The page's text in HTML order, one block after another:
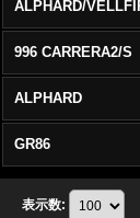
ALPHARD/
996 CARRERA2/S
ALPHARD
GR86
表示数: